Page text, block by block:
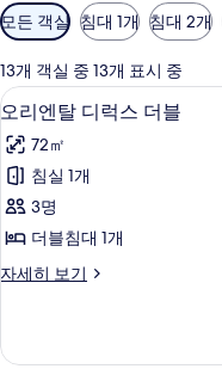
객
실
에
사
용
가
능
한
터
모든 객실 침대 1개 침대 2개
13개 객실 중 13개 표시 중
오
리
엔
탈
디
스
블
5
오리엔탈 디럭스 더블
72㎡
침실 1개
3명
더블침대 1개
자세히 보기
오
디